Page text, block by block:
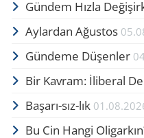
Gündem Hızla
Aylardan Ağustos
Gündeme Düşenler
Bir Kavram: İliberal
Başarı-sız-lık
Bu Cin Hangi